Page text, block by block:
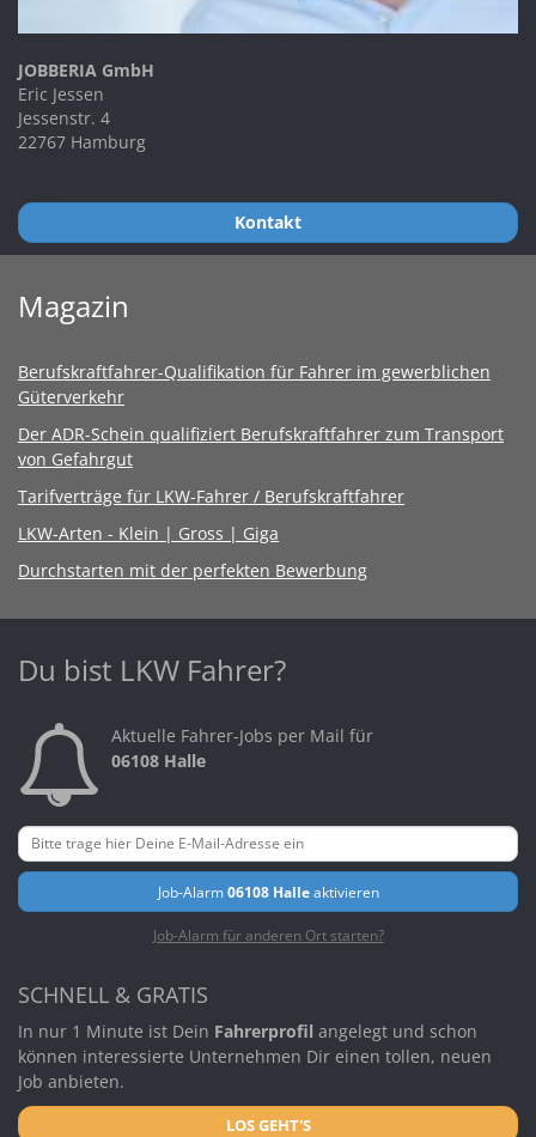
JOBBERIA GmbH
Eric Jessen
Jessenstr. 4
22767 Hamburg
Kontakt
Magazin
Berufskraftfahrer-Qualifikation für Fahrer im gewerblichen
Güterverkehr
Der ADR-Schein qualifiziert Berufskraftfahrer zum Transport
von Gefahrgut
Tarifverträge für LKW-Fahrer / Berufskraftfahrer
LKW-Arten - Klein | Gross | Giga
Durchstarten mit der perfekten Bewerbung
Du bist LKW Fahrer?
Aktuelle Fahrer-Jobs per Mail für
06108 Halle
Job-Alarm06108 Halleaktivieren
Job-Alarm für anderen Ort starten?
SCHNELL & GRATIS
In nur 1 Minute ist Dein Fahrerprofil angelegt und schon
können interessierte Unternehmen Dir einen tollen, neuen
Job anbieten.
LOS GEHT'S